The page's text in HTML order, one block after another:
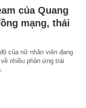
của Quang
mạng, thái
của nữ nhân viên đang
về nhiều phản ứng trái